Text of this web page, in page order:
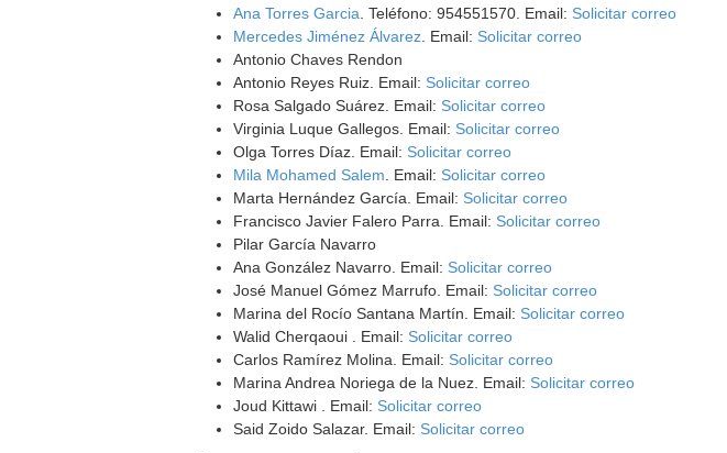
Ana Torres Garcia . Teléfono: 954551570. Email: Solicitar correo
Mercedes Jiménez Álvarez . Email: Solicitar correo
Antonio Chaves Rendon
Antonio Reyes Ruiz. Email: Solicitar correo
Rosa Salgado Suárez. Email: Solicitar correo
Virginia Luque Gallegos. Email: Solicitar correo
Olga Torres Díaz. Email: Solicitar correo
Mila Mohamed Salem . Email: Solicitar correo
Marta Hernández García. Email: Solicitar correo
Francisco Javier Falero Parra. Email: Solicitar correo
Pilar García Navarro
Ana González Navarro. Email: Solicitar correo
José Manuel Gómez Marrufo. Email: Solicitar correo
Marina del Rocío Santana Martín. Email: Solicitar correo
Walid Cherqaoui . Email: Solicitar correo
Carlos Ramírez Molina. Email: Solicitar correo
Marina Andrea Noriega de la Nuez. Email: Solicitar correo
Joud Kittawi . Email: Solicitar correo
Said Zoido Salazar. Email: Solicitar correo